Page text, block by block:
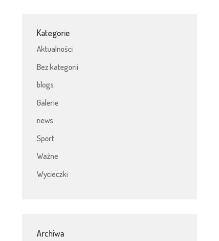
Kategorie
Aktualności
Bez kategorii
blogs
Galerie
news
Sport
Ważne
Wycieczki
Archiwa